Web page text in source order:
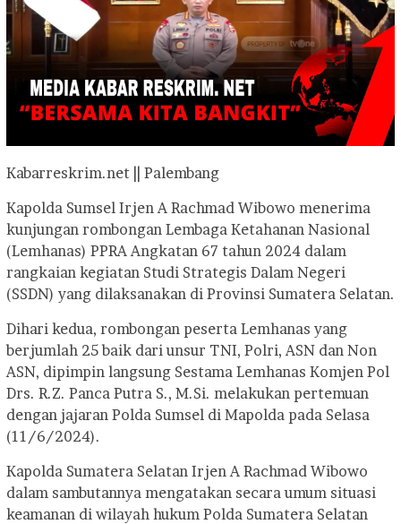
Kabarreskrim.net || Palembang
Kapolda Sumsel Irjen A Rachmad Wibowo menerima
kunjungan rombongan Lembaga Ketahanan Nasional
(Lemhanas) PPRA Angkatan 67 tahun 2024 dalam
rangkaian kegiatan Studi Strategis Dalam Negeri
(SSDN) yang dilaksanakan di Provinsi Sumatera Selatan.
Dihari kedua, rombongan peserta Lemhanas yang
berjumlah 25 baik dari unsur TNI, Polri, ASN dan Non
ASN, dipimpin langsung Sestama Lemhanas Komjen Pol
Drs. R.Z. Panca Putra S., M.Si. melakukan pertemuan
dengan jajaran Polda Sumsel di Mapolda pada Selasa
(11/6/2024).
Kapolda Sumatera Selatan Irjen A Rachmad Wibowo
dalam sambutannya mengatakan secara umum situasi
keamanan di wilayah hukum Polda Sumatera Selatan